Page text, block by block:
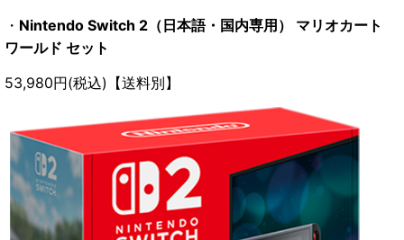
・ Nintendo Switch 2（日本語・国内専用） マリオカート
ワールド セット
53,980円(税込)【送料別】